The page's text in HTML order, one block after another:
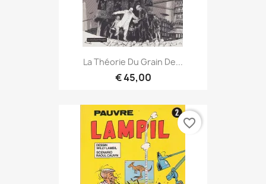
La Théorie Du Grain De...
€ 45,00
favorite_border